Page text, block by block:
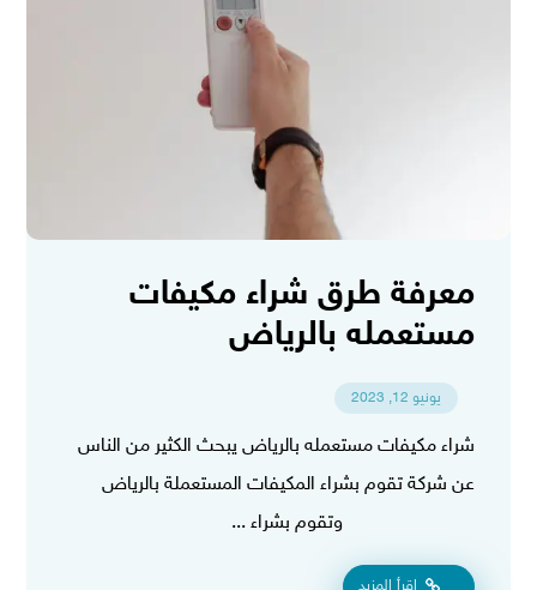
معرفة طرق شراء مكيفات
مستعمله بالرياض
يونيو 12, 2023
شراء مكيفات مستعمله بالرياض يبحث الكثير من الناس
عن شركة تقوم بشراء المكيفات المستعملة بالرياض
وتقوم بشراء ...